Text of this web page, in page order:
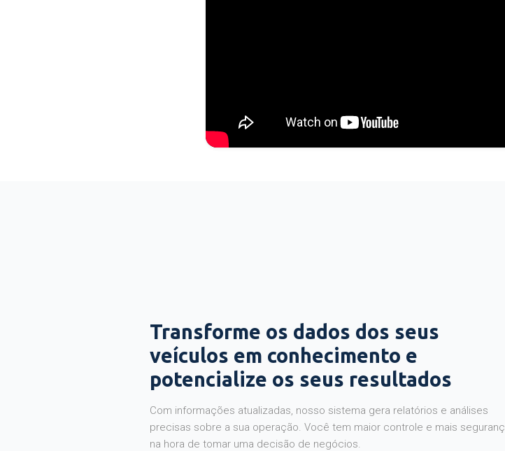
Transforme os dados dos seus
veículos em conhecimento e
potencialize os seus resultados
Com informações atualizadas, nosso sistema gera relatórios e análises
precisas sobre a sua operação. Você tem maior controle e mais segurança
na hora de tomar uma decisão de negócios.